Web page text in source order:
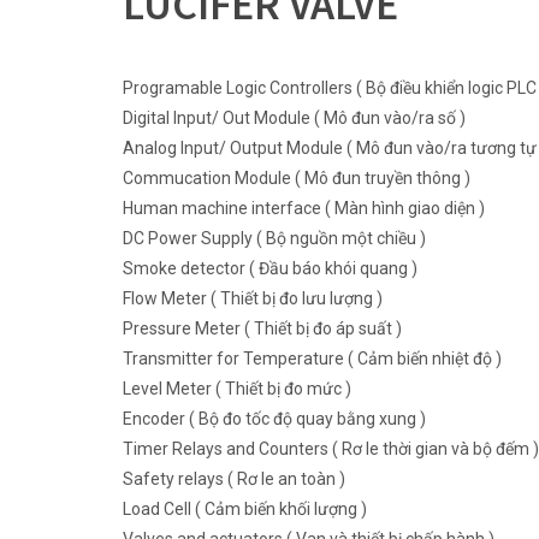
Programable Logic Controllers ( Bộ điều khiển logic
Digital Input/ Out Module ( Mô đun vào/ra số )
Analog Input/ Output Module ( Mô đun vào/ra tương tự
Commucation Module ( Mô đun truyền thông )
Human machine interface ( Màn hình giao diện )
DC Power Supply ( Bộ nguồn một chiều )
Smoke detector ( Đầu báo khói quang )
Flow Meter ( Thiết bị đo lưu lượng )
Pressure Meter ( Thiết bị đo áp suất )
Transmitter for Temperature ( Cảm biến nhiệt độ )
Level Meter ( Thiết bị đo mức )
Encoder ( Bộ đo tốc độ quay bằng xung )
Timer Relays and Counters ( Rơ le thời gian và bộ đếm )
Safety relays ( Rơ le an toàn )
Load Cell ( Cảm biến khối lượng )